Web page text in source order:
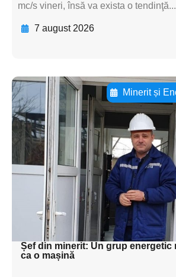
mc/s vineri, însă va exista o tendinţă...
7 august 2026
Minerit și
Adaugă aici
subtitluAdaugă
textul pentru
subtitluAdaugă
textul pentru
subtitluAdaugă
textul pentru
Șef din minerit: Un grup energetic
ca o mașină